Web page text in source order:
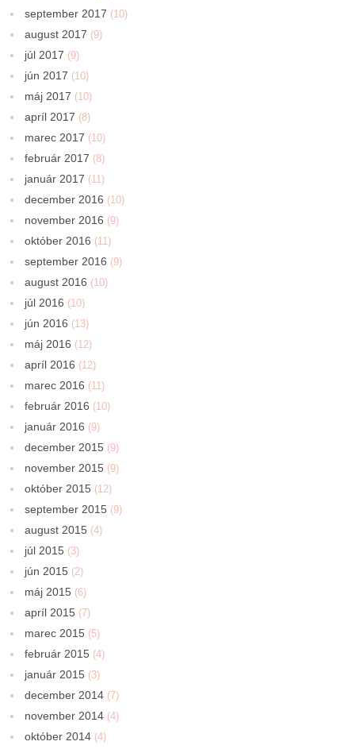
september 2017 (10)
august 2017 (9)
júl 2017 (9)
jún 2017 (10)
máj 2017 (10)
apríl 2017 (8)
marec 2017 (10)
február 2017 (8)
január 2017 (11)
december 2016 (10)
november 2016 (9)
október 2016 (11)
september 2016 (9)
august 2016 (10)
júl 2016 (10)
jún 2016 (13)
máj 2016 (12)
apríl 2016 (12)
marec 2016 (11)
február 2016 (10)
január 2016 (9)
december 2015 (9)
november 2015 (9)
október 2015 (12)
september 2015 (9)
august 2015 (4)
júl 2015 (3)
jún 2015 (2)
máj 2015 (6)
apríl 2015 (7)
marec 2015 (5)
február 2015 (4)
január 2015 (3)
december 2014 (7)
november 2014 (4)
október 2014 (4)